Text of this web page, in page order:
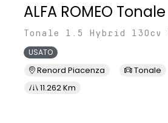
ALFA ROMEO Tonale
Tonale 1.5 Hybrid 130cv
USATO
Renord Piacenza Tonale
11.262 Km